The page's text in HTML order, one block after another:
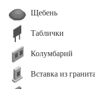
Щебень
Таблички
Колумбарий
Вставка из гранита